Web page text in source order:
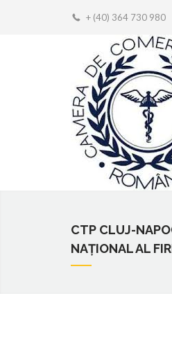
+ (40) 364 730 980
CTP CLUJ-
NAȚIONAL AL